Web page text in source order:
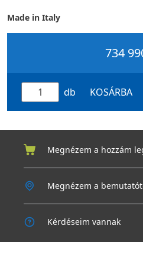
Made in Italy
734
db KOSÁRBA
Megnézem a hozzám
Megnézem a
Kérdéseim vannak